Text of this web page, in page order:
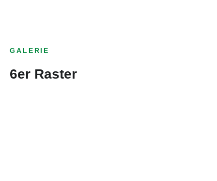
GALERIE
6er Raster